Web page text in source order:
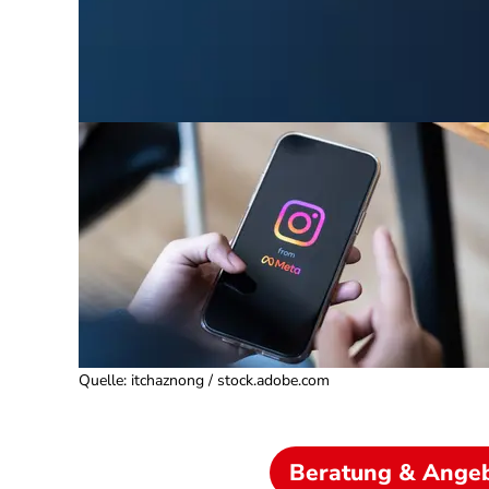
Quelle: itchaznong / stock.adobe.com
Beratung &